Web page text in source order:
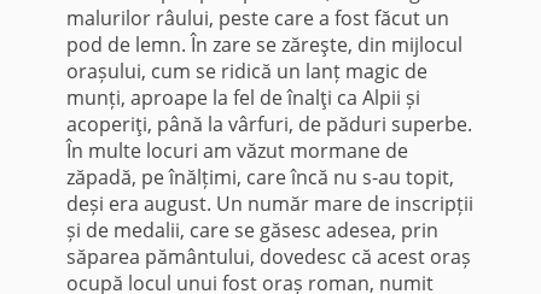
malurilor râului, peste care a fost făcut un
pod de lemn. În zare se zăreşte, din mijlocul
orașului, cum se ridică un lanț magic de
munți, aproape la fel de înalţi ca Alpii și
acoperiţi, până la vârfuri, de păduri superbe.
În multe locuri am văzut mormane de
zăpadă, pe înălțimi, care încă nu s-au topit,
deși era august. Un număr mare de inscripții
și de medalii, care se găsesc adesea, prin
săparea pământului, dovedesc că acest oraș
ocupă locul unui fost oraș roman, numit